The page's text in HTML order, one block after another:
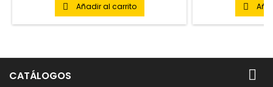
 Añadir al carrito 
CATÁLOGOS 